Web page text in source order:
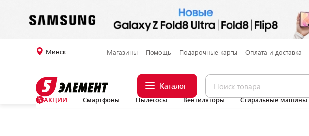
Минск Магазины Помощь Подарочные карты Оплата и доставка
Каталог
АКЦИИ Смартфоны Пылесосы Вентиляторы Стиральные машины